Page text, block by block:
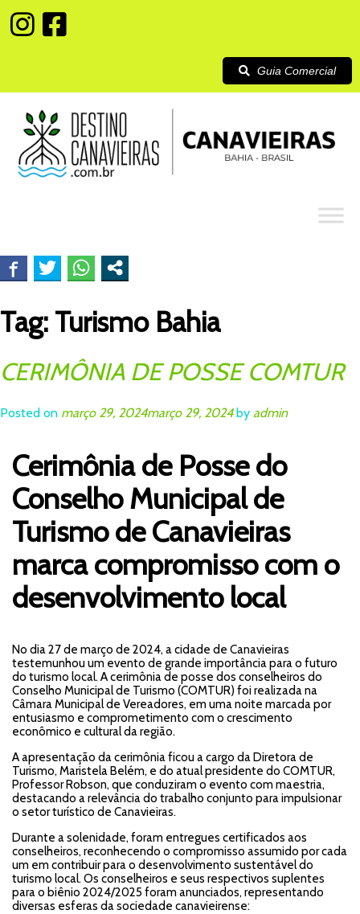
Guia Comercial
Tag: Turismo Bahia
CERIMÔNIA DE POSSE COMTUR
Posted on março 29, 2024março 29, 2024by admin
Cerimônia de Posse do
Conselho Municipal de
Turismo de Canavieiras
marca compromisso com o
desenvolvimento local
No dia 27 de março de 2024, a cidade de Canavieiras
testemunhou um evento de grande importância para o futuro
do turismo local. A cerimônia de posse dos conselheiros do
Conselho Municipal de Turismo (COMTUR) foi realizada na
Câmara Municipal de Vereadores, em uma noite marcada por
entusiasmo e comprometimento com o crescimento
econômico e cultural da região.
A apresentação da cerimônia ficou a cargo da Diretora de
Turismo, Maristela Belém, e do atual presidente do COMTUR,
Professor Robson, que conduziram o evento com maestria,
destacando a relevância do trabalho conjunto para impulsionar
o setor turístico de Canavieiras.
Durante a solenidade, foram entregues certificados aos
conselheiros, reconhecendo o compromisso assumido por cada
um em contribuir para o desenvolvimento sustentável do
turismo local. Os conselheiros e seus respectivos suplentes
para o biênio 2024/2025 foram anunciados, representando
diversas esferas da sociedade canavieirense: